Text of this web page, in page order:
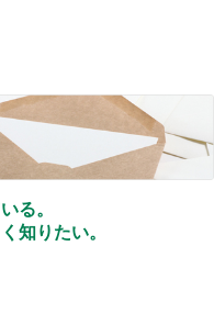
る。
知りたい。